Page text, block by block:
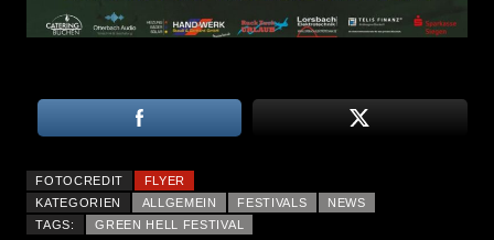
FOTOCREDIT
FLYER
KATEGORIEN
ALLGEMEIN FESTIVALS
NEWS
TAGS:
GREEN HELL FESTIVAL